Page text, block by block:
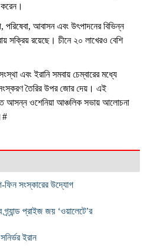
করেন।
পরিষেবা, আবাসন এবং উৎপাদনের বিভিন্ন
সক্রিয় রয়েছে। চীনে ২০ লাখেরও বেশি
এবং ইরানি সমবায় চেম্বারের মধ্যে
তৈরির উপর জোর দেয়। এই
আসন্ন ওশেনিয়া আঞ্চলিক সভায় আলোচনা
ফিন সংস্কারের উদ্যোগ
প্রাইজ জয় ‘ওয়ালেটে’র
ইরান